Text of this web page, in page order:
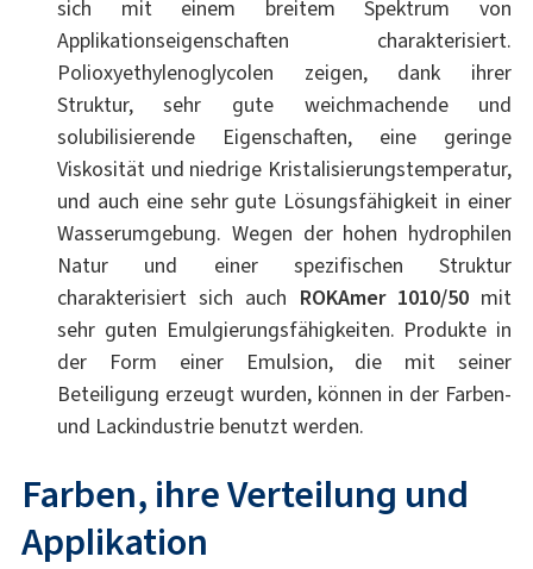
sich mit einem breitem Spektrum von
Applikationseigenschaften charakterisiert.
Polioxyethylenoglycolen zeigen, dank ihrer
Struktur, sehr gute weichmachende und
solubilisierende Eigenschaften, eine geringe
Viskosität und niedrige Kristalisierungstemperatur,
und auch eine sehr gute Lösungsfähigkeit in einer
Wasserumgebung. Wegen der hohen hydrophilen
Natur und einer spezifischen Struktur
charakterisiert sich auch ROKAmer 1010/50mit
sehr guten Emulgierungsfähigkeiten. Produkte in
der Form einer Emulsion, die mit seiner
Beteiligung erzeugt wurden, können in der Farben-
und Lackindustrie benutzt werden.
Farben, ihre Verteilung und
Applikation